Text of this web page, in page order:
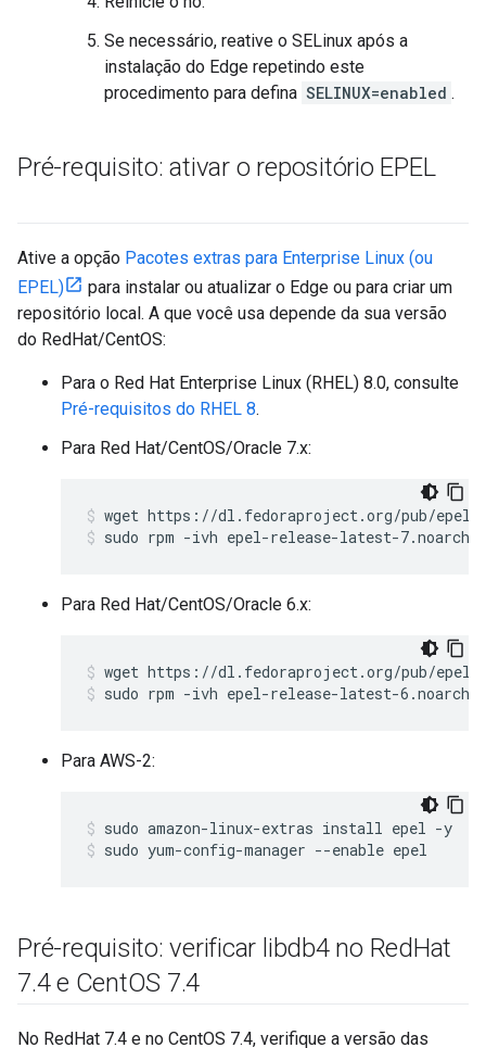
Se necessário, reative o SELinux após a
instalação do Edge repetindo este
procedimento para defina SELINUX=enabled .
Pré-requisito: ativar o repositório EPEL
Ative a opção Pacotes extras para Enterprise Linux (ou
EPEL)
para instalar ou atualizar o Edge ou para criar um
repositório local. A que você usa depende da sua versão
do RedHat/CentOS:
Para o Red Hat Enterprise Linux (RHEL) 8.0, consulte
Pré-requisitos do RHEL 8.
Para Red Hat/CentOS/Oracle 7.x:
sudo rpm -ivh epel-release-latest-
Para Red Hat/CentOS/Oracle 6.x:
sudo rpm -ivh epel-release-latest-
Para AWS-2:
sudo yum-config-manager --enable epel
Pré-requisito: verificar libdb4 no RedHat
7.4 e CentOS 7.4
No RedHat 7.4 e no CentOS 7.4, verifique a versão das